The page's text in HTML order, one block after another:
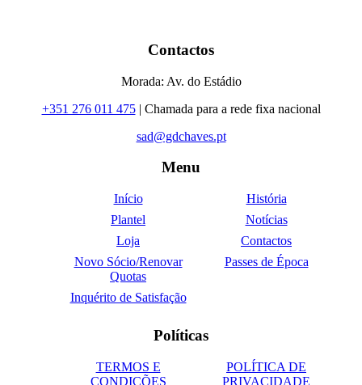
Contactos
Morada: Av. do Estádio
+351 276 011 475| Chamada para a rede fixa nacional
sad@gdchaves.pt
Menu
Início
História
Plantel
Notícias
Loja
Contactos
Novo Sócio/Renovar
Quotas
Passes de Época
Inquérito de Satisfação
Políticas
TERMOS E
CONDIÇÕES
POLÍTICA DE
PRIVACIDADE